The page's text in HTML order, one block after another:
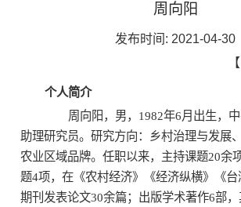
周向阳
发布时间: 2021-04-30
个人简介
周向阳，男，1982年6月出生，中
助理研究员。研究方向：乡村治理与发展
农业区域品牌。任职以来，主持课题20余
题4项，在《农村经济》《经济纵横》《
期刊发表论文30余篇；出版学术著作6部